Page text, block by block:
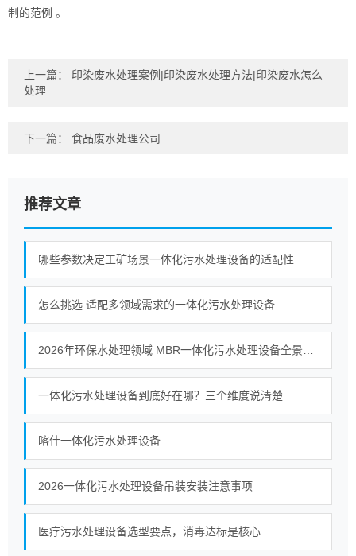
制的范例 。
上一篇： 印染废水处理案例|印染废水处理方法|印染废水怎么
处理
下一篇： 食品废水处理公司
推荐文章
哪些参数决定工矿场景一体化污水处理设备的适配性
怎么挑选 适配多领域需求的一体化污水处理设备
一体化污水处理设备到底好在哪？三个维度说清楚
喀什一体化污水处理设备
2026一体化污水处理设备吊装安装注意事项
医疗污水处理设备选型要点，消毒达标是核心